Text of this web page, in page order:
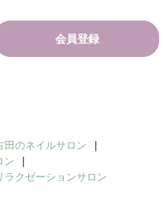
会員登録
田のネイルサロン
ン
ラクゼーションサロン